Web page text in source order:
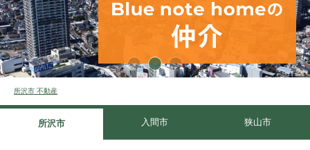
所沢市 不動産
所沢市 入間市 狭山市